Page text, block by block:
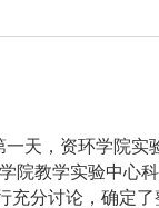
一天 ，资环学院
院教学实验中心
充分讨论，确定